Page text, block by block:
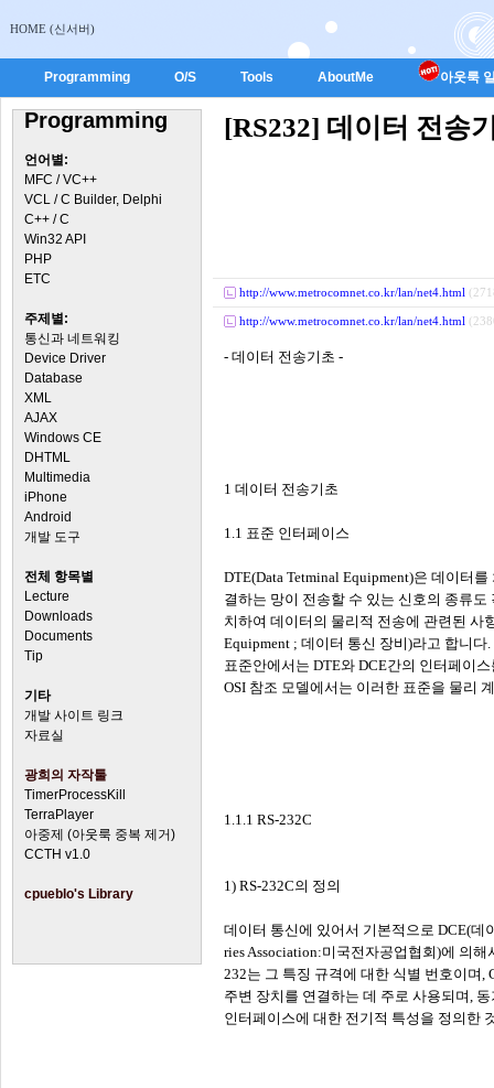
HOME (신서버)
Programming O/S Tools AboutMe 아웃룩
Programming
언어별:
MFC / VC++
VCL / C Builder, Delphi
C++ / C
Win32 API
PHP
ETC
주제별:
통신과 네트워킹
Device Driver
Database
XML
AJAX
Windows CE
DHTML
Multimedia
iPhone
Android
개발 도구
전체 항목별
Lecture
Downloads
Documents
Tip
기타
개발 사이트 링크
자료실
광희의 자작툴
TimerProcessKill
TerraPlayer
아중제 (아웃룩 중복 제거)
CCTH v1.0
cpueblo's Library
[RS232] 데이터 전송
http://www.metrocomnet.co.kr/lan/net4.html
http://www.metrocomnet.co.kr/lan/net4.html
- 데이터 전송기초 -
1 데이터 전송기초
1.1 표준 인터페이스
DTE(Data Tetminal Equipment)은 데이터
결하는 망이 전송할 수 있는 신호의 종류
치하여 데이터의 물리적 전송에 관련된 사
Equipment ; 데이터 통신 장비)라고 합니
표준안에서는 DTE와 DCE간의 인터페이
OSI 참조 모델에서는 이러한 표준을 물리
1.1.1 RS-232C
1) RS-232C의 정의
데이터 통신에 있어서 기본적으로 DCE(데
ries Association:미국전자공업협회)에 의
232는 그 특징 규격에 대한 식별 번호이며,
주변 장치를 연결하는 데 주로 사용되며,
인터페이스에 대한 전기적 특성을 정의한